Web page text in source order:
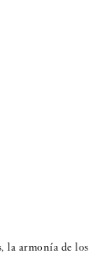
la armonía de los